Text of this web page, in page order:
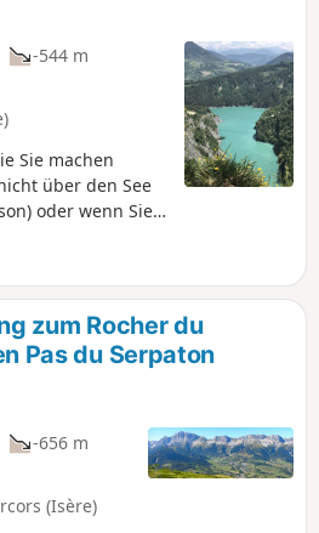
-544 m
Sie machen
über den See
oder wenn Sie
meine andere
über die Stege des
Höhenangst
Wanderung
zum Rocher du
Pas du Serpaton
-656 m
(Isère)